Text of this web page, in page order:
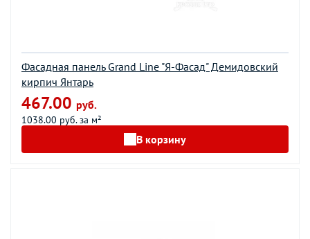
Фасадная панель Grand Line "Я-Фасад" Демидовский
кирпич Янтарь
467.00 руб.
1038.00 руб. за м²
В корзину